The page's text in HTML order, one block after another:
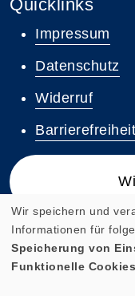
Quicklinks
Impressum
Datenschutz
Widerruf
Barrierefreiheit
Cookie
Wir speichern und
Informationen für
Speicherung von
Funktionelle